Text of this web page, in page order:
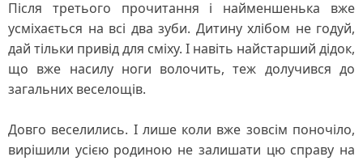
Після третього прочитання і найменшенька вже
усміхається на всі два зуби. Дитину хлібом не годуй,
дай тільки привід для сміху. І навіть найстарший дідок,
що вже насилу ноги волочить, теж долучився до
загальних веселощів.
Довго веселились. І лише коли вже зовсім поночіло,
вирішили усією родиною не залишати цю справу на